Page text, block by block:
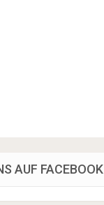
AUF FACEBOOK